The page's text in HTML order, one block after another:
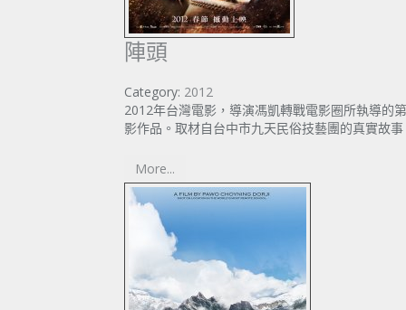
陣頭
Category: 2012
2012年台灣電影，導演馮凱轉戰電影圈所執導的
影作品。取材自台中市九天民俗技藝團的真實故事
More...